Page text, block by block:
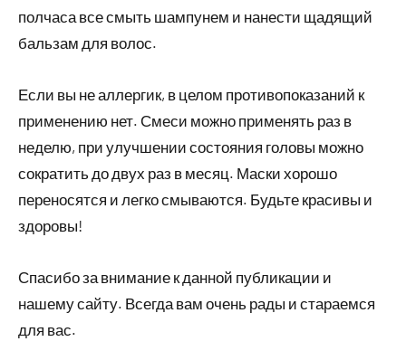
полчаса все смыть шампунем и нанести щадящий
бальзам для волос.
Если вы не аллергик, в целом противопоказаний к
применению нет. Смеси можно применять раз в
неделю, при улучшении состояния головы можно
сократить до двух раз в месяц. Маски хорошо
переносятся и легко смываются. Будьте красивы и
здоровы!
Спасибо за внимание к данной публикации и
нашему сайту. Всегда вам очень рады и стараемся
для вас.